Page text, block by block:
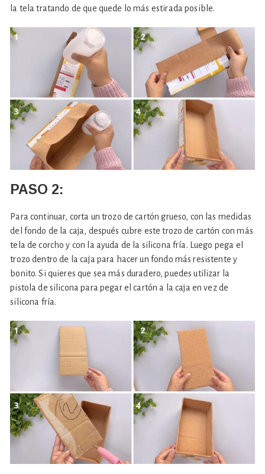
la tela tratando de que quede lo más estirada posible.
PASO 2:
Para continuar, corta un trozo de cartón grueso, con las medidas
del fondo de la caja, después cubre este trozo de cartón con más
tela de corcho y con la ayuda de la silicona fría. Luego pega el
trozo dentro de la caja para hacer un fondo más resistente y
bonito. Si quieres que sea más duradero, puedes utilizar la
pistola de silicona para pegar el cartón a la caja en vez de
silicona fría.